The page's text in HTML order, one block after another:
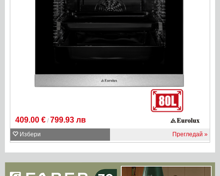
409.00 € / 799.93 лв
Избери Прегледай